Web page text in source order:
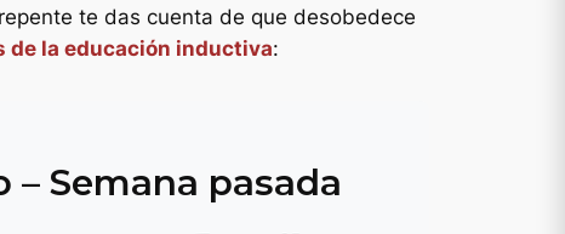
te das cuenta de que desobedece
de la educación inductiva:
Semana pasada